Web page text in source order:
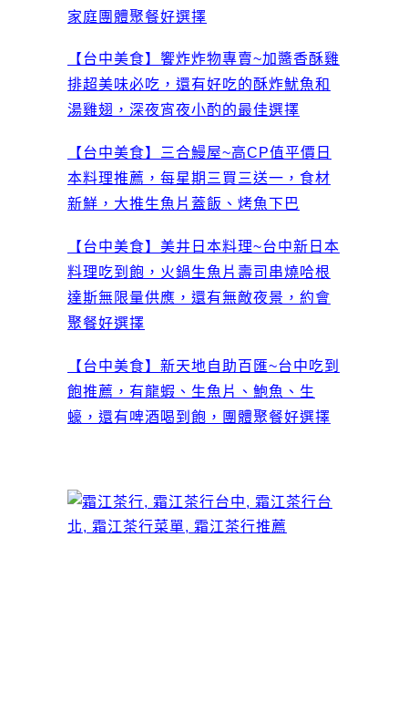
家庭團體聚餐好選擇
【台中美食】饗炸炸物專賣~加醬香酥雞
排超美味必吃，還有好吃的酥炸魷魚和
湯雞翅，深夜宵夜小酌的最佳選擇
【台中美食】三合鰻屋~高CP值平價日
本料理推薦，每星期三買三送一，食材
新鮮，大推生魚片蓋飯、烤魚下巴
【台中美食】美井日本料理~台中新日本
料理吃到飽，火鍋生魚片壽司串燒哈根
達斯無限量供應，還有無敵夜景，約會
聚餐好選擇
【台中美食】新天地自助百匯~台中吃到
飽推薦，有龍蝦、生魚片、鮑魚、生
蠔，還有啤酒喝到飽，團體聚餐好選擇